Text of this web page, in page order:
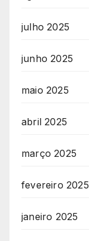
julho 2025
junho 2025
maio 2025
abril 2025
março 2025
fevereiro 2025
janeiro 2025